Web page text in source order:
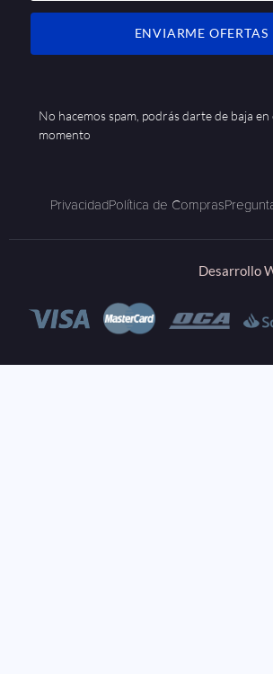
ENVIARME OFERTAS
No hacemos spam, podrás darte de baja
momento
PrivacidadPolítica de Compras
Desarrollo